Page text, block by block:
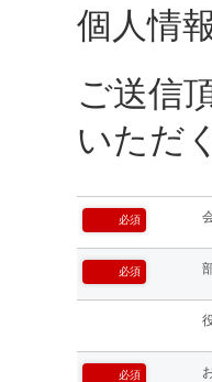
個人情
ご送信
いただ
必須
必須
必須